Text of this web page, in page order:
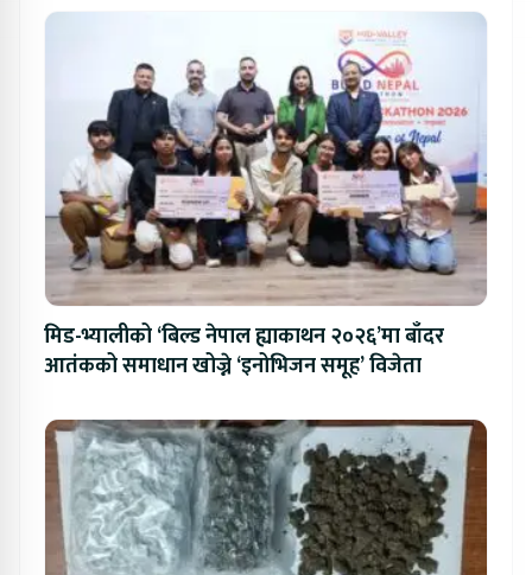
मिड-भ्यालीको ‘बिल्ड नेपाल ह्याकाथन २०२६’मा बाँदर
आतंकको समाधान खोज्ने ‘इनोभिजन समूह’ विजेता